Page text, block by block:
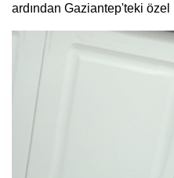
ardından Gaziantep'teki